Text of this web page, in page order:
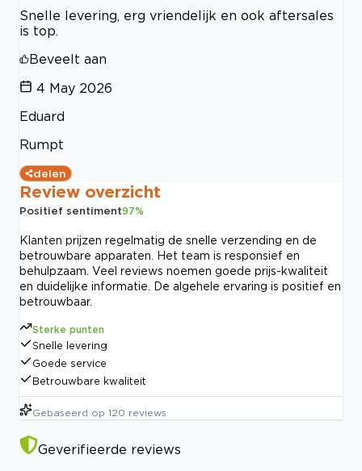
Snelle levering, erg vriendelijk en ook aftersales
is top.
Beveelt aan
4 May 2026
Eduard
Rumpt
delen
Review overzicht
Positief sentiment97%
Klanten prijzen regelmatig de snelle verzending en de
betrouwbare apparaten. Het team is responsief en
behulpzaam. Veel reviews noemen goede prijs-kwaliteit
en duidelijke informatie. De algehele ervaring is positief en
betrouwbaar.
Sterke punten
Snelle levering
Goede service
Betrouwbare kwaliteit
Gebaseerd op 120 reviews
Geverifieerde reviews